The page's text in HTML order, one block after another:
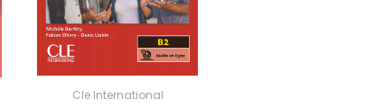
Cle International